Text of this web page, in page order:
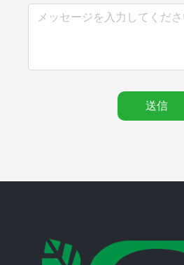
送信